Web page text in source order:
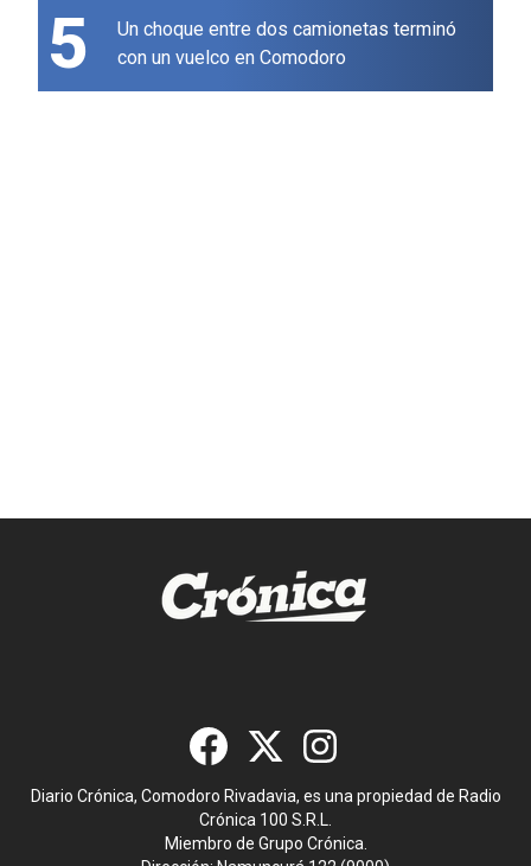
5
Un choque entre dos camionetas terminó
con un vuelco en Comodoro
Diario Crónica, Comodoro Rivadavia, es una propiedad de Radio
Crónica 100 S.R.L.
Miembro de Grupo Crónica.